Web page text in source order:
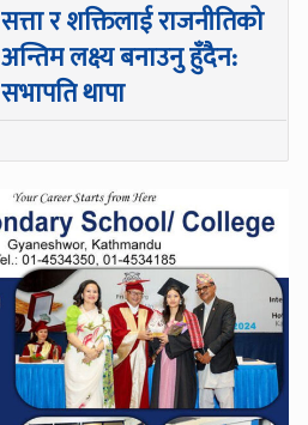
सत्ता र शक्तिलाई राजनीतिको
अन्तिम लक्ष्य बनाउनु हुँदैन:
सभापति थापा